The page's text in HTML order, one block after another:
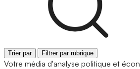
Trier par Filtrer par rubrique
Votre média d'analyse politique et